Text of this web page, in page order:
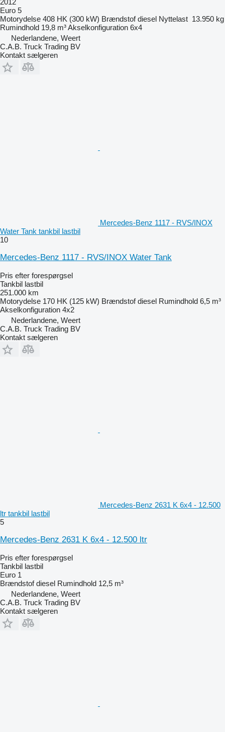
2012
Euro 5
Motorydelse 408 HK (300 kW) Brændstof diesel Nyttelast 13.950 kg
Rumindhold 19,8 m³Akselkonfiguration 6x4
Nederlandene, Weert
C.A.B. Truck Trading BV
Kontakt sælgeren
Mercedes-Benz 1117 - RVS/INOX
Water Tank tankbil lastbil
10
Mercedes-Benz 1117 - RVS/INOX Water Tank
Pris efter forespørgsel
Tankbil lastbil
251.000 km
Motorydelse 170 HK (125 kW) Brændstof diesel Rumindhold 6,5 m³
Akselkonfiguration 4x2
Nederlandene, Weert
C.A.B. Truck Trading BV
Kontakt sælgeren
Mercedes-Benz 2631 K 6x4 - 12.500
ltr tankbil lastbil
5
Mercedes-Benz 2631 K 6x4 - 12.500 ltr
Pris efter forespørgsel
Tankbil lastbil
Euro 1
Brændstof diesel Rumindhold 12,5 m³
Nederlandene, Weert
C.A.B. Truck Trading BV
Kontakt sælgeren